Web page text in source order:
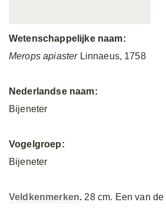
Wetenschappelijke naam:
Merops apiasterLinnaeus, 1758
Nederlandse naam:
Bijeneter
Vogelgroep:
Bijeneter
Veldkenmerken. 28 cm. Een van